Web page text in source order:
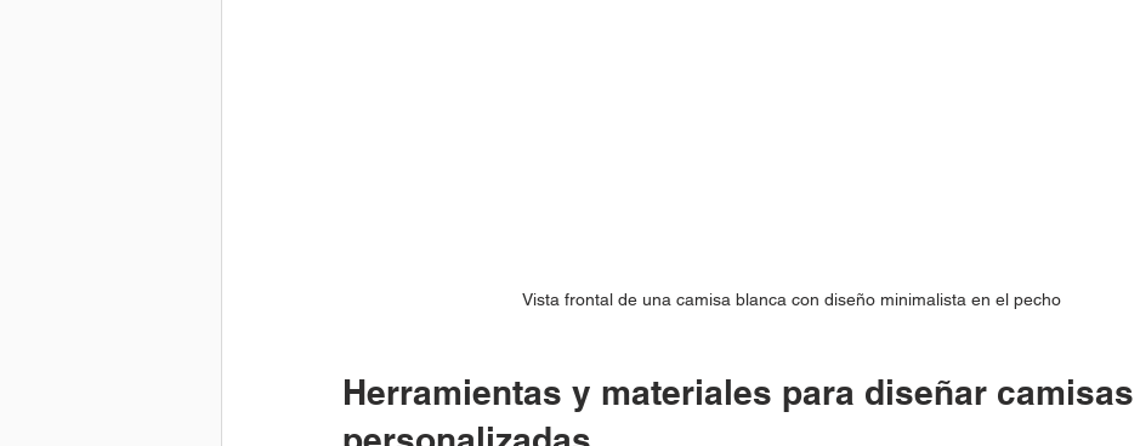
Vista frontal de una camisa blanca con diseño minimalista en el pecho
Herramientas y materiales para diseñar camisas